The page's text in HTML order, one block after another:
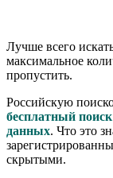
Лучше всего
максимальное
пропустить.
Российскую
бесплатный
данных. Что это
скрытыми.